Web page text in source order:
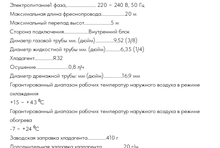
Электропитание1 фаза,.............................. 220 ~ 240 В, 50 Гц
Максимальная длина фреонопровода........................20 м
Максимальный перепад высот...........................5 м
Сторона подключения.........................Внутренний блок
Димаетр газовой трубы мм. (дюйм)...................9,52 (3/8)
Диаметр жидкостной трубы мм. (дюйм)...............6,35 (1/4)
Хладагент...................R32
Осушение.................................0,8 л/ч
Диаметр дренажной трубы: мм (дюйм)...................16,9 мм
Гарантированный диапазон рабочих температур наружного воздуха в режиме
охлаждения
+15 ~ +43 ⁰С
Гарантированный диапазон рабочих температур наружного воздуха в режиме
обогрева
-7 ~ +24 ⁰С
Заводская заправка хладагента...................410 г
Дополнительная заправка хладагента......................20 г/м